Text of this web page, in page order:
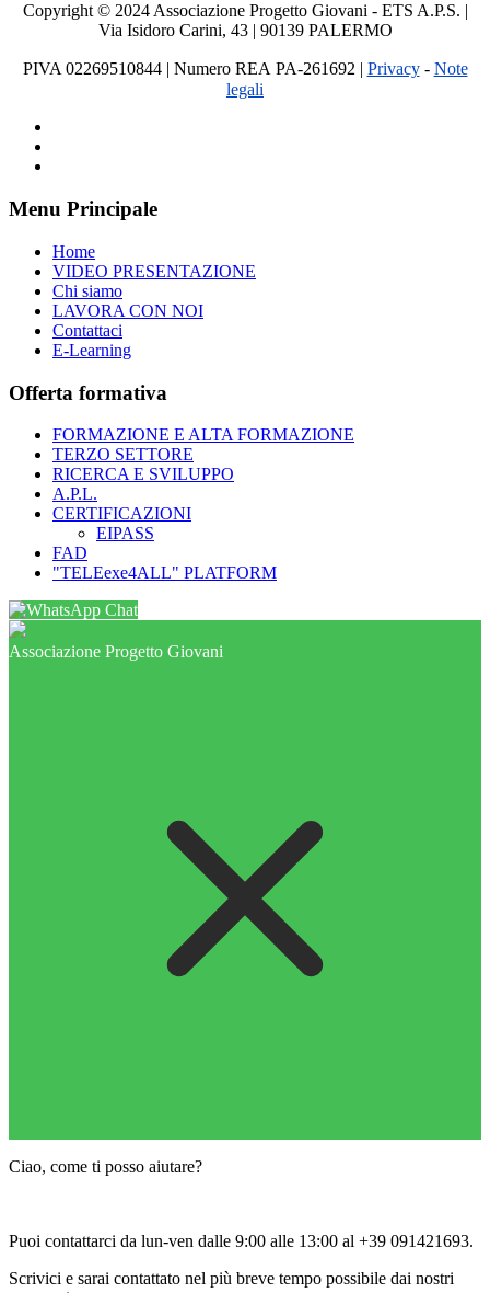
Copyright © 2024 Associazione Progetto Giovani - ETS A.P.S. |
Via Isidoro Carini, 43 | 90139 PALERMO
PIVA 02269510844| Numero REA PA-261692| Privacy- Note
legali
Menu Principale
Home
VIDEO PRESENTAZIONE
Chi siamo
LAVORA CON NOI
Contattaci
E-Learning
Offerta formativa
FORMAZIONE E ALTA FORMAZIONE
TERZO SETTORE
RICERCA E SVILUPPO
A.P.L.
CERTIFICAZIONI
EIPASS
FAD
"TELEexe4ALL" PLATFORM
Chat
Associazione Progetto Giovani
Ciao, come ti posso aiutare?
Puoi contattarci da lun-ven dalle 9:00 alle 13:00 al +39 091421693.
Scrivici e sarai contattato nel più breve tempo possibile dai nostri